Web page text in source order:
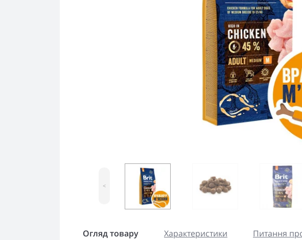
<
Огляд товару Характеристики
Питання